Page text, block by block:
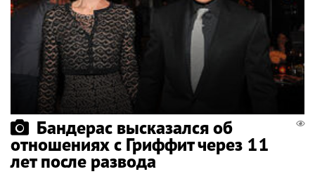
Бандерас высказался об
отношениях с Гриффит через 11
лет после развода